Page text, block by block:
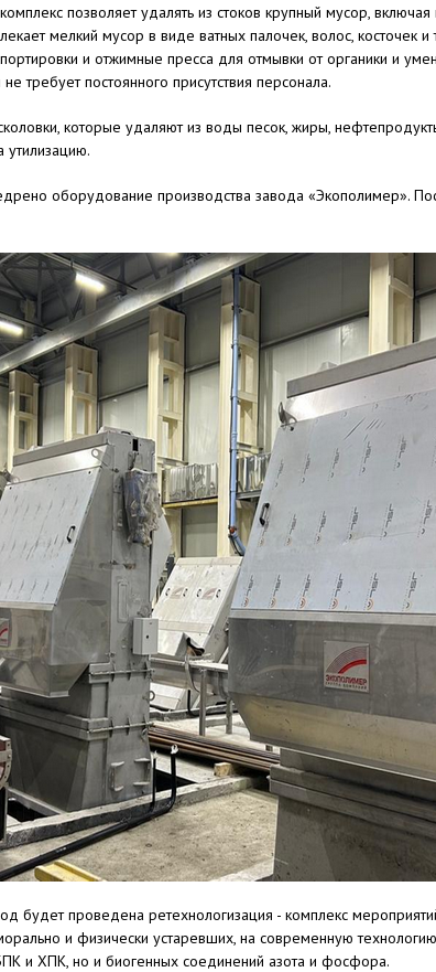
позволяет удалять из стоков крупный мусор,
мелкий мусор в виде ватных палочек, волос, косточек
и отжимные пресса для отмывки от органики и
требует постоянного присутствия персонала.
которые удаляют из воды песок, жиры,
утилизацию.
оборудование производства завода «Экополимер».
будет проведена ретехнологизация - комплекс
и физически устаревших, на современную
и ХПК, но и биогенных соединений азота и фосфора.